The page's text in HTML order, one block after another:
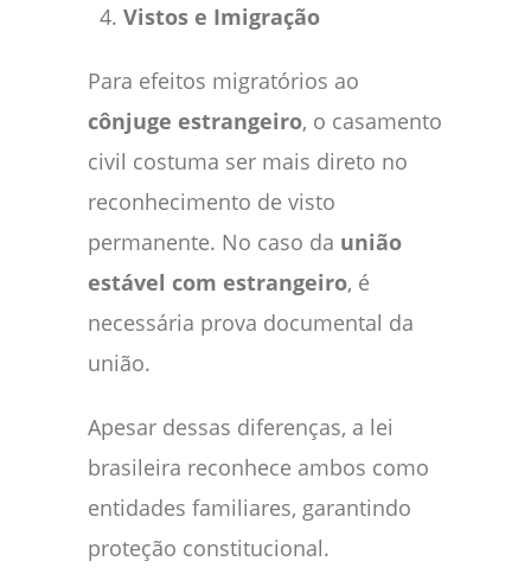
Vistos e Imigração
Para efeitos migratórios ao
cônjuge estrangeiro, o casamento
civil costuma ser mais direto no
reconhecimento de visto
permanente. No caso da união
estável com estrangeiro, é
necessária prova documental da
união.
Apesar dessas diferenças, a lei
brasileira reconhece ambos como
entidades familiares, garantindo
proteção constitucional.